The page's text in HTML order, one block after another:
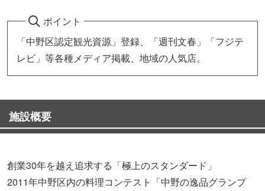
ポイント
「中野区認定観光資源」登録、「週刊文春」「フジテ
レビ」等各種メディア掲載、地域の人気店。
施設概要
創業30年を越え追求する「極上のスタンダード」
2011年中野区内の料理コンテスト「中野の逸品グランプ